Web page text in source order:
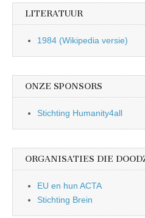
LITERATUUR
1984 (Wikipedia versie)
ONZE SPONSORS
Stichting Humanity4all
ORGANISATIES DIE
EU en hun ACTA
Stichting Brein